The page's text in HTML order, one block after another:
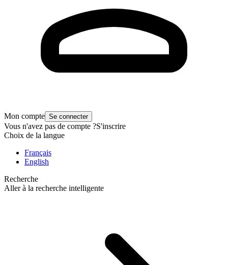
Mon compte Se connecter
Vous n'avez pas de compte ?S'inscrire
Choix de la langue
Français
English
Recherche
Aller à la recherche intelligente